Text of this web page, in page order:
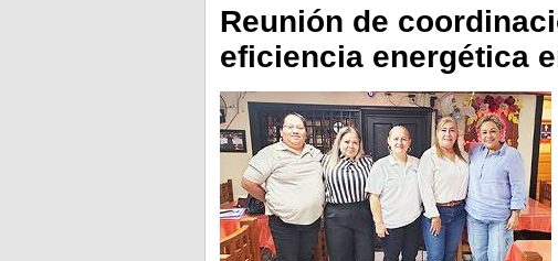
Reunión de
eficiencia energética